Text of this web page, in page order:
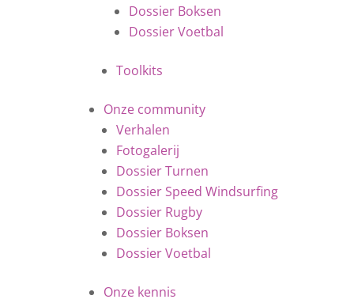
Dossier Boksen
Dossier Voetbal
Toolkits
Onze community
Verhalen
Fotogalerij
Dossier Turnen
Dossier Speed Windsurfing
Dossier Rugby
Dossier Boksen
Dossier Voetbal
Onze kennis